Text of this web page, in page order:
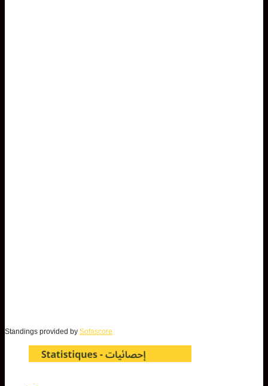
Standings provided by Sofascore